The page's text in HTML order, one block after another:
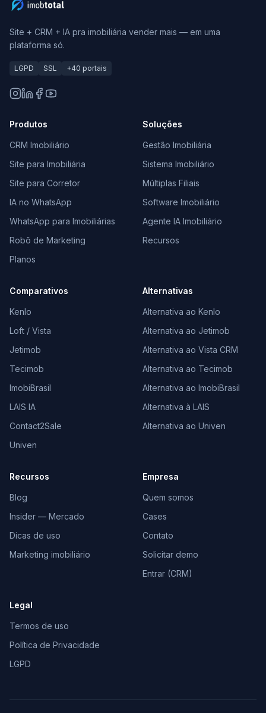
Site + CRM + IA pra imobiliária vender mais — em uma
plataforma só.
LGPD SSL +40 portais
Produtos
CRM Imobiliário
Site para Imobiliária
Site para Corretor
IA no WhatsApp
WhatsApp para Imobiliárias
Robô de Marketing
Planos
Soluções
Gestão Imobiliária
Sistema Imobiliário
Múltiplas Filiais
Software Imobiliário
Agente IA Imobiliário
Recursos
Comparativos
Kenlo
Loft / Vista
Jetimob
Tecimob
ImobiBrasil
LAIS IA
Contact2Sale
Univen
Alternativas
Alternativa ao Kenlo
Alternativa ao Jetimob
Alternativa ao Vista CRM
Alternativa ao Tecimob
Alternativa ao ImobiBrasil
Alternativa à LAIS
Alternativa ao Univen
Recursos
Blog
Insider — Mercado
Dicas de uso
Marketing imobiliário
Empresa
Quem somos
Cases
Contato
Solicitar demo
Entrar (CRM)
Legal
Termos de uso
Política de Privacidade
LGPD